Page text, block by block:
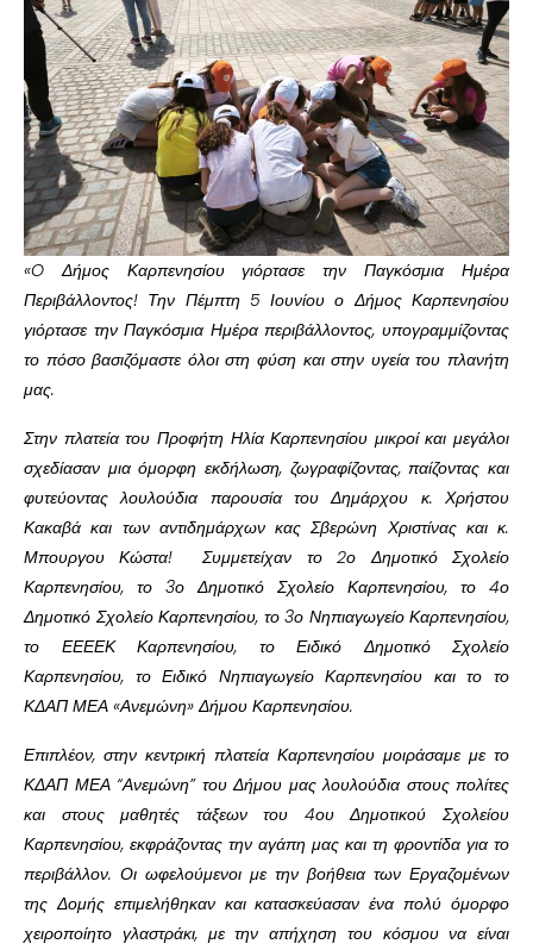
«O Δήμος Καρπενησίου γιόρτασε την Παγκόσμια Ημέρα
Περιβάλλοντος! Την Πέμπτη 5 Ιουνίου ο Δήμος Καρπενησίου
γιόρτασε την Παγκόσμια Ημέρα περιβάλλοντος, υπογραμμίζοντας
το πόσο βασιζόμαστε όλοι στη φύση και στην υγεία του πλανήτη
μας.
Στην πλατεία του Προφήτη Ηλία Καρπενησίου μικροί και μεγάλοι
σχεδίασαν μια όμορφη εκδήλωση, ζωγραφίζοντας, παίζοντας και
φυτεύοντας λουλούδια παρουσία του Δημάρχου κ. Χρήστου
Κακαβά και των αντιδημάρχων κας Σβερώνη Χριστίνας και κ.
Μπουργου Κώστα! Συμμετείχαν το 2ο Δημοτικό Σχολείο
Καρπενησίου, το 3ο Δημοτικό Σχολείο Καρπενησίου, το 4ο
Δημοτικό Σχολείο Καρπενησίου, το 3ο Νηπιαγωγείο Καρπενησίου,
το ΕΕΕΕΚ Καρπενησίου, το Ειδικό Δημοτικό Σχολείο
Καρπενησίου, το Ειδικό Νηπιαγωγείο Καρπενησίου και το το
ΚΔΑΠ ΜΕΑ «Ανεμώνη» Δήμου Καρπενησίου.
Επιπλέον, στην κεντρική πλατεία Καρπενησίου μοιράσαμε με το
ΚΔΑΠ ΜΕΑ “Ανεμώνη” του Δήμου μας λουλούδια στους πολίτες
και στους μαθητές τάξεων του 4ου Δημοτικού Σχολείου
Καρπενησίου, εκφράζοντας την αγάπη μας και τη φροντίδα για το
περιβάλλον. Οι ωφελούμενοι με την βοήθεια των Εργαζομένων
της Δομής επιμελήθηκαν και κατασκεύασαν ένα πολύ όμορφο
χειροποίητο γλαστράκι, με την απήχηση του κόσμου να είναι